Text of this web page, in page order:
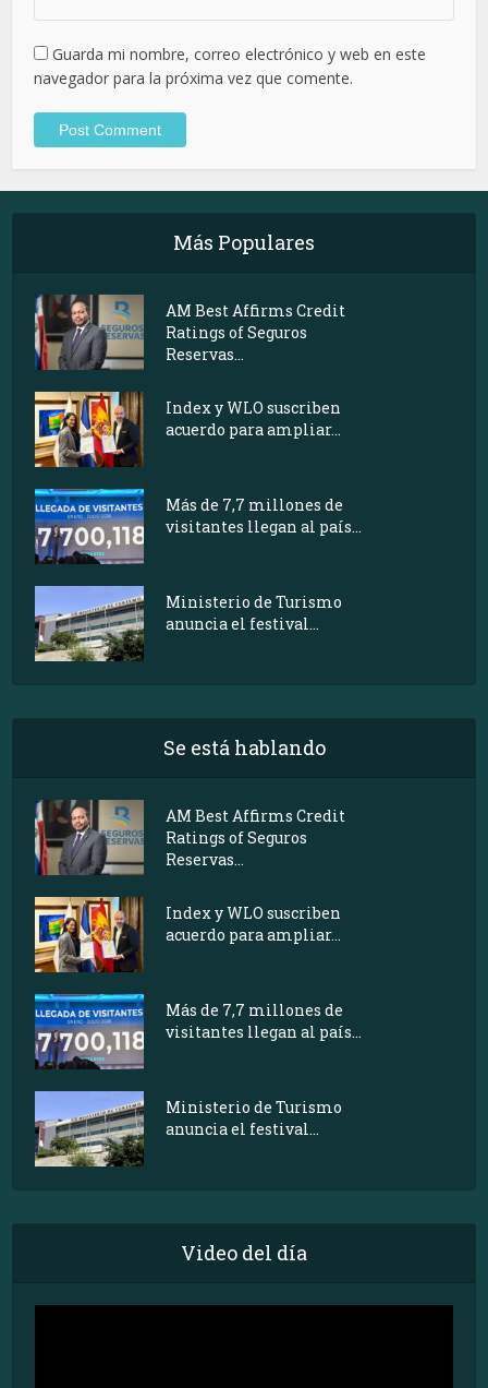
Guarda mi nombre, correo electrónico y web en este
navegador para la próxima vez que comente.
Más Populares
AM Best Affirms Credit
Ratings of Seguros
Reservas...
Index y WLO suscriben
acuerdo para ampliar...
Más de 7,7 millones de
visitantes llegan al país...
Ministerio de Turismo
anuncia el festival...
Se está hablando
AM Best Affirms Credit
Ratings of Seguros
Reservas...
Index y WLO suscriben
acuerdo para ampliar...
Más de 7,7 millones de
visitantes llegan al país...
Ministerio de Turismo
anuncia el festival...
Video del día